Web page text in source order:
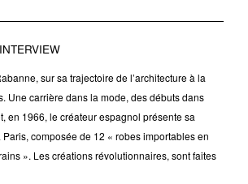
sur sa trajectoire de l’architecture à la
Une carrière dans la mode, des débuts dans
en 1966, le créateur espagnol présente sa
composée de 12 « robes importables en
». Les créations révolutionnaires, sont faites